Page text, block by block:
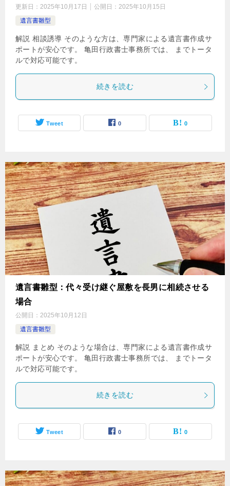
更新日： 2025年10月17日 公開日： 2025年10月15日
遺言書雛型
解説 相談誘導 そのような方は、専門家による遺言書作成サ
ポートが安心です。 亀田行政書士事務所では、 までトータ
ルで対応可能です。
続きを読む
Tweet 0 0
遺言書雛型：代々受け継ぐ屋敷を長男に相続させる
場合
公開日： 2025年10月12日
遺言書雛型
解説 まとめ そのような場合は、専門家による遺言書作成サ
ポートが安心です。 亀田行政書士事務所では、 までトータ
ルで対応可能です。
続きを読む
Tweet 0 0